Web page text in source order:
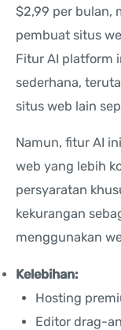
$2,99 ​​per bulan,
pembuat situs
Fitur AI platform
sederhana,
situs web lain
Namun, fitur AI
web yang lebih
persyaratan
kekurangan
menggunakan
Kelebihan:
Hosting
Editor drag-